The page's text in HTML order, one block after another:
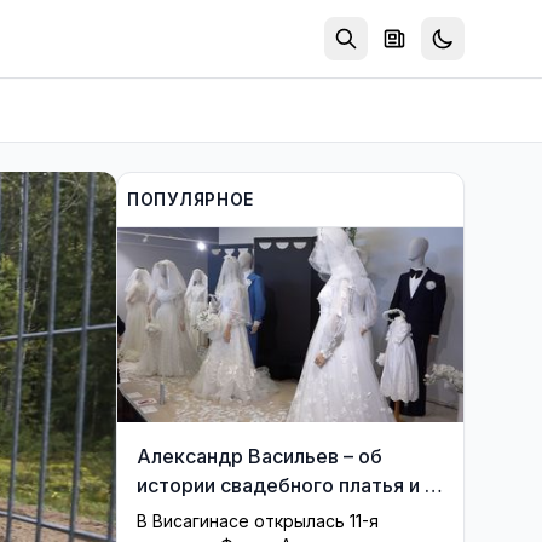
ПОПУЛЯРНОЕ
Александр Васильев – об
истории свадебного платья и о
перспективах Музея истории
В Висагинасе открылась 11-я